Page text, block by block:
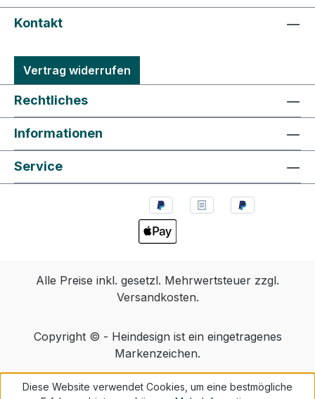
Kontakt
Vertrag widerrufen
Rechtliches
Informationen
Service
Alle Preise inkl. gesetzl. Mehrwertsteuer zzgl.
Versandkosten.
Copyright © - Heindesign ist ein eingetragenes
Markenzeichen.
Diese Website verwendet Cookies, um eine bestmögliche